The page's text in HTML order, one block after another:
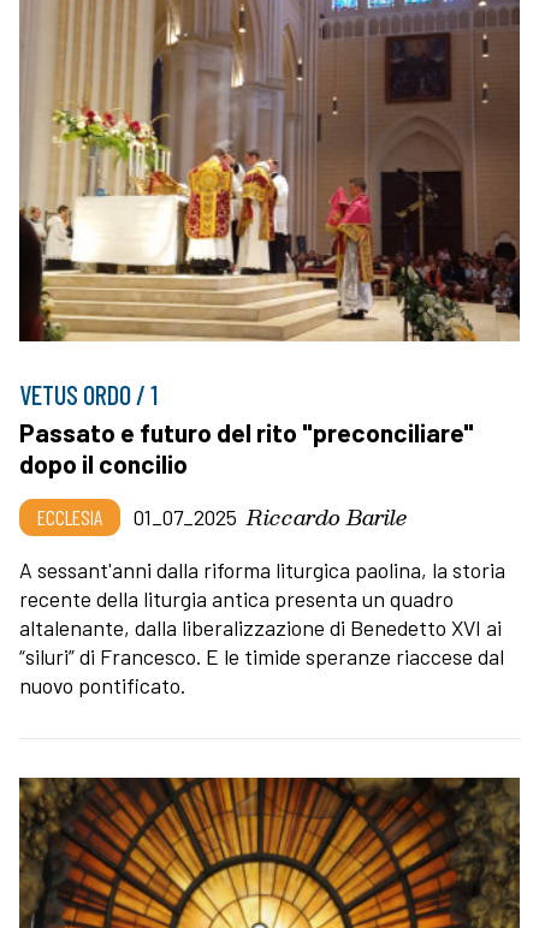
VETUS ORDO / 1
Passato e futuro del rito "preconciliare"
dopo il concilio
ECCLESIA 01_07_2025 Riccardo Barile
A sessant'anni dalla riforma liturgica paolina, la storia
recente della liturgia antica presenta un quadro
altalenante, dalla liberalizzazione di Benedetto XVI ai
“siluri” di Francesco. E le timide speranze riaccese dal
nuovo pontificato.